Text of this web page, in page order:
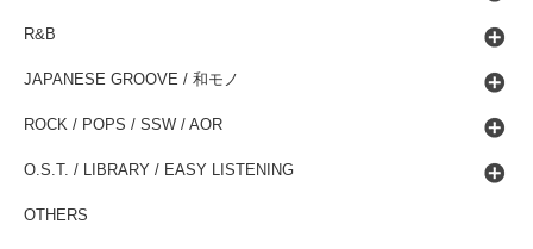
R&B
JAPANESE GROOVE / 和モノ
ROCK / POPS / SSW / AOR
O.S.T. / LIBRARY / EASY LISTENING
OTHERS